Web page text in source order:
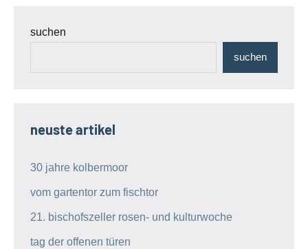
suchen
suchen
neuste artikel
30 jahre kolbermoor
vom gartentor zum fischtor
21. bischofszeller rosen- und kulturwoche
tag der offenen türen